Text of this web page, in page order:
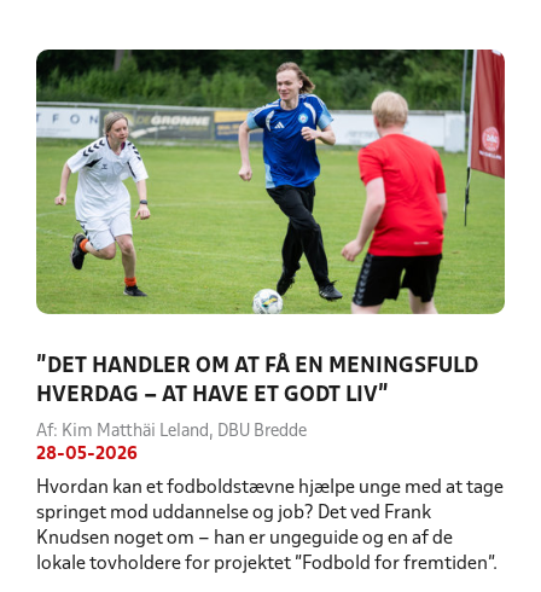
”DET HANDLER OM AT FÅ EN MENINGSFULD
HVERDAG – AT HAVE ET GODT LIV”
Af: Kim Matthäi Leland, DBU Bredde
28-05-2026
Hvordan kan et fodboldstævne hjælpe unge med at tage
springet mod uddannelse og job? Det ved Frank
Knudsen noget om – han er ungeguide og en af de
lokale tovholdere for projektet ”Fodbold for fremtiden”.